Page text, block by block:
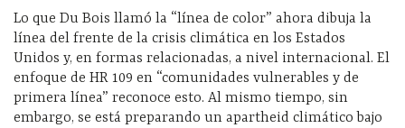
Lo que Du Bois llamó la “línea de color” ahora dibuja la
línea del frente de la crisis climática en los Estados
Unidos y, en formas relacionadas, a nivel internacional. El
enfoque de HR 109 en “comunidades vulnerables y de
primera línea” reconoce esto. Al mismo tiempo, sin
embargo, se está preparando un apartheid climático bajo